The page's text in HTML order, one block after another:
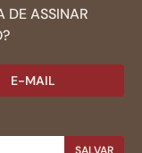
DE ASSINAR
E-MAIL